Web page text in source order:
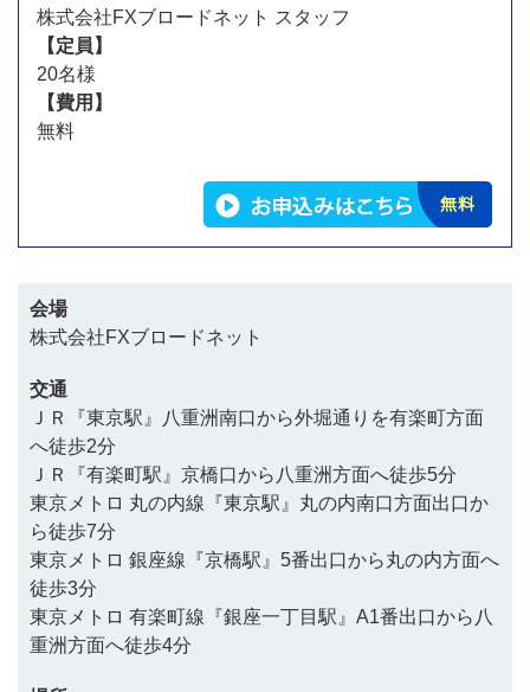
株式会社FXブロードネット スタッフ
【定員】
20名様
【費用】
無料
会場
株式会社FXブロードネット
交通
ＪＲ『東京駅』八重洲南口から外堀通りを有楽町方面
へ徒歩2分
ＪＲ『有楽町駅』京橋口から八重洲方面へ徒歩5分
東京メトロ 丸の内線『東京駅』丸の内南口方面出口か
ら徒歩7分
東京メトロ 銀座線『京橋駅』5番出口から丸の内方面へ
徒歩3分
東京メトロ 有楽町線『銀座一丁目駅』A1番出口から八
重洲方面へ徒歩4分